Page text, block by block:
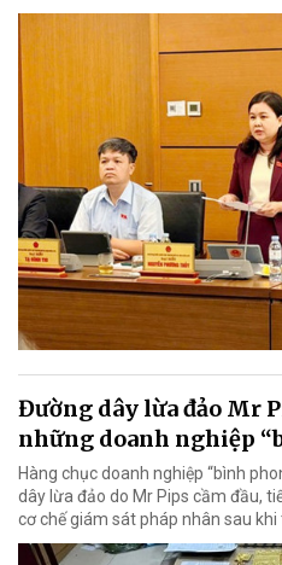
Đường dây lừa đảo Mr
những doanh nghiệp
Hàng chục doanh nghiệp “bình
dây lừa đảo do Mr Pips cầm đầu,
cơ chế giám sát pháp nhân sau khi